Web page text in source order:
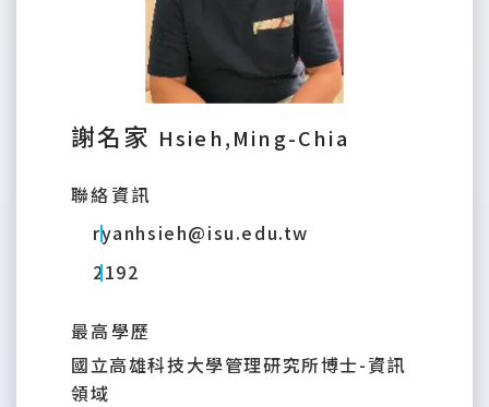
謝名家 Hsieh,Ming-Chia
聯絡資訊
ryanhsieh@isu.edu.tw
2192
最高學歷
國立高雄科技大學管理研究所博士-資訊
領域